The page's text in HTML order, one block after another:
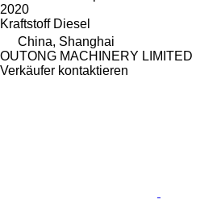
2020
Kraftstoff Diesel
China, Shanghai
OUTONG MACHINERY LIMITED
Verkäufer kontaktieren